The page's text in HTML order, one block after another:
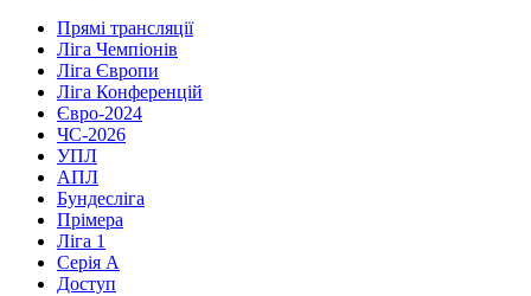
Прямі трансляції
Ліга Чемпіонів
Ліга Європи
Ліга Конференцій
Євро-2024
ЧС-2026
УПЛ
АПЛ
Бундесліга
Прімера
Ліга 1
Серія А
Доступ